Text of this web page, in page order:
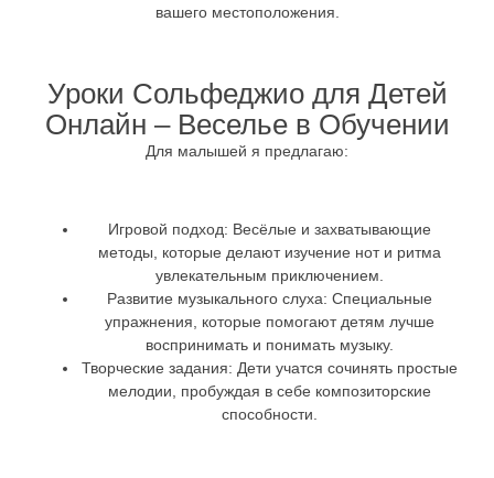
вашего местоположения.
Уроки Сольфеджио для Детей
Онлайн – Веселье в Обучении
Для малышей я предлагаю:
Игровой подход: Весёлые и захватывающие
методы, которые делают изучение нот и ритма
увлекательным приключением.
Развитие музыкального слуха: Специальные
упражнения, которые помогают детям лучше
воспринимать и понимать музыку.
Творческие задания: Дети учатся сочинять простые
мелодии, пробуждая в себе композиторские
способности.